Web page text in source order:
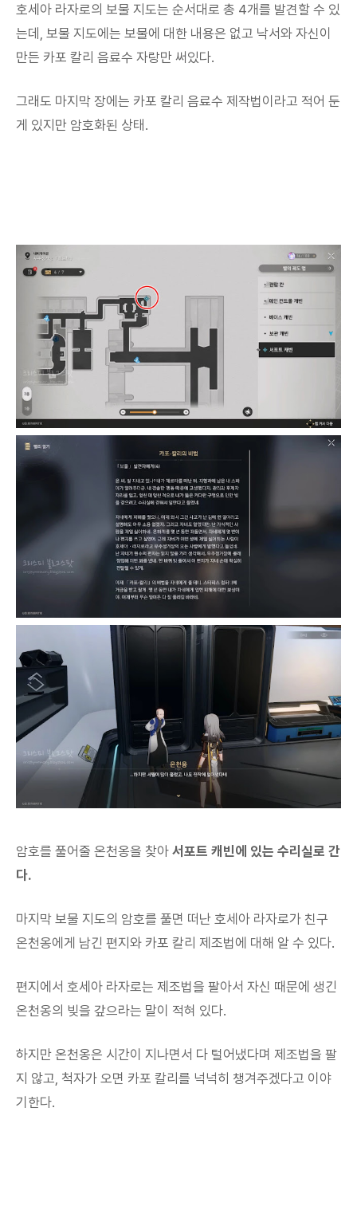
호세아 라자로의 보물 지도는 순서대로 총 4개를 발견할 수 있
는데, 보물 지도에는 보물에 대한 내용은 없고 낙서와 자신이
만든 카포 칼리 음료수 자랑만 써있다.
그래도 마지막 장에는 카포 칼리 음료수 제작법이라고 적어 둔
게 있지만 암호화된 상태.
암호를 풀어줄 온천옹을 찾아 서포트 캐빈에 있는 수리실로 간
다.
마지막 보물 지도의 암호를 풀면 떠난 호세아 라자로가 친구
온천옹에게 남긴 편지와 카포 칼리 제조법에 대해 알 수 있다.
편지에서 호세아 라자로는 제조법을 팔아서 자신 때문에 생긴
온천옹의 빚을 갚으라는 말이 적혀 있다.
하지만 온천옹은 시간이 지나면서 다 털어냈다며 제조법을 팔
지 않고, 척자가 오면 카포 칼리를 넉넉히 챙겨주겠다고 이야
기한다.